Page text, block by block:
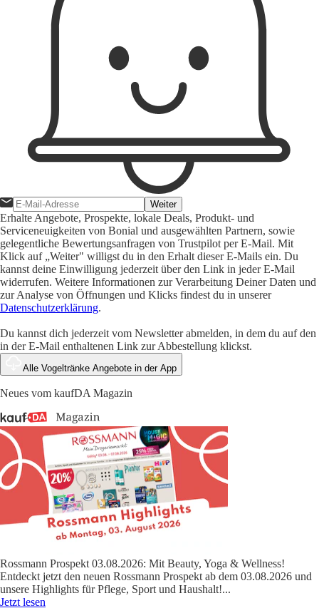
Weiter
Erhalte Angebote, Prospekte, lokale Deals, Produkt- und
Serviceneuigkeiten von Bonial und ausgewählten Partnern, sowie
gelegentliche Bewertungsanfragen von Trustpilot per E-Mail. Mit
Klick auf „Weiter" willigst du in den Erhalt dieser E-Mails ein. Du
kannst deine Einwilligung jederzeit über den Link in jeder E-Mail
widerrufen. Weitere Informationen zur Verarbeitung Deiner Daten und
zur Analyse von Öffnungen und Klicks findest du in unserer
Datenschutzerklärung.
Du kannst dich jederzeit vom Newsletter abmelden, in dem du auf den
in der E-Mail enthaltenen Link zur Abbestellung klickst.
Alle Vogeltränke Angebote in der App
Neues vom kaufDA Magazin
Rossmann Prospekt 03.08.2026: Mit Beauty, Yoga & Wellness!
Entdeckt jetzt den neuen Rossmann Prospekt ab dem 03.08.2026 und
unsere Highlights für Pflege, Sport und Haushalt!...
Jetzt lesen